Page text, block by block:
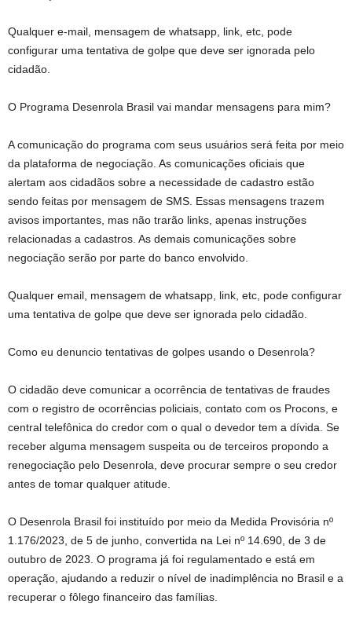
Qualquer e-mail, mensagem de whatsapp, link, etc, pode
configurar uma tentativa de golpe que deve ser ignorada pelo
cidadão.
O Programa Desenrola Brasil vai mandar mensagens para mim?
A comunicação do programa com seus usuários será feita por meio
da plataforma de negociação. As comunicações oficiais que
alertam aos cidadãos sobre a necessidade de cadastro estão
sendo feitas por mensagem de SMS. Essas mensagens trazem
avisos importantes, mas não trarão links, apenas instruções
relacionadas a cadastros. As demais comunicações sobre
negociação serão por parte do banco envolvido.
Qualquer email, mensagem de whatsapp, link, etc, pode configurar
uma tentativa de golpe que deve ser ignorada pelo cidadão.
Como eu denuncio tentativas de golpes usando o Desenrola?
O cidadão deve comunicar a ocorrência de tentativas de fraudes
com o registro de ocorrências policiais, contato com os Procons, e
central telefônica do credor com o qual o devedor tem a dívida. Se
receber alguma mensagem suspeita ou de terceiros propondo a
renegociação pelo Desenrola, deve procurar sempre o seu credor
antes de tomar qualquer atitude.
O Desenrola Brasil foi instituído por meio da Medida Provisória nº
1.176/2023, de 5 de junho, convertida na Lei nº 14.690, de 3 de
outubro de 2023. O programa já foi regulamentado e está em
operação, ajudando a reduzir o nível de inadimplência no Brasil e a
recuperar o fôlego financeiro das famílias.